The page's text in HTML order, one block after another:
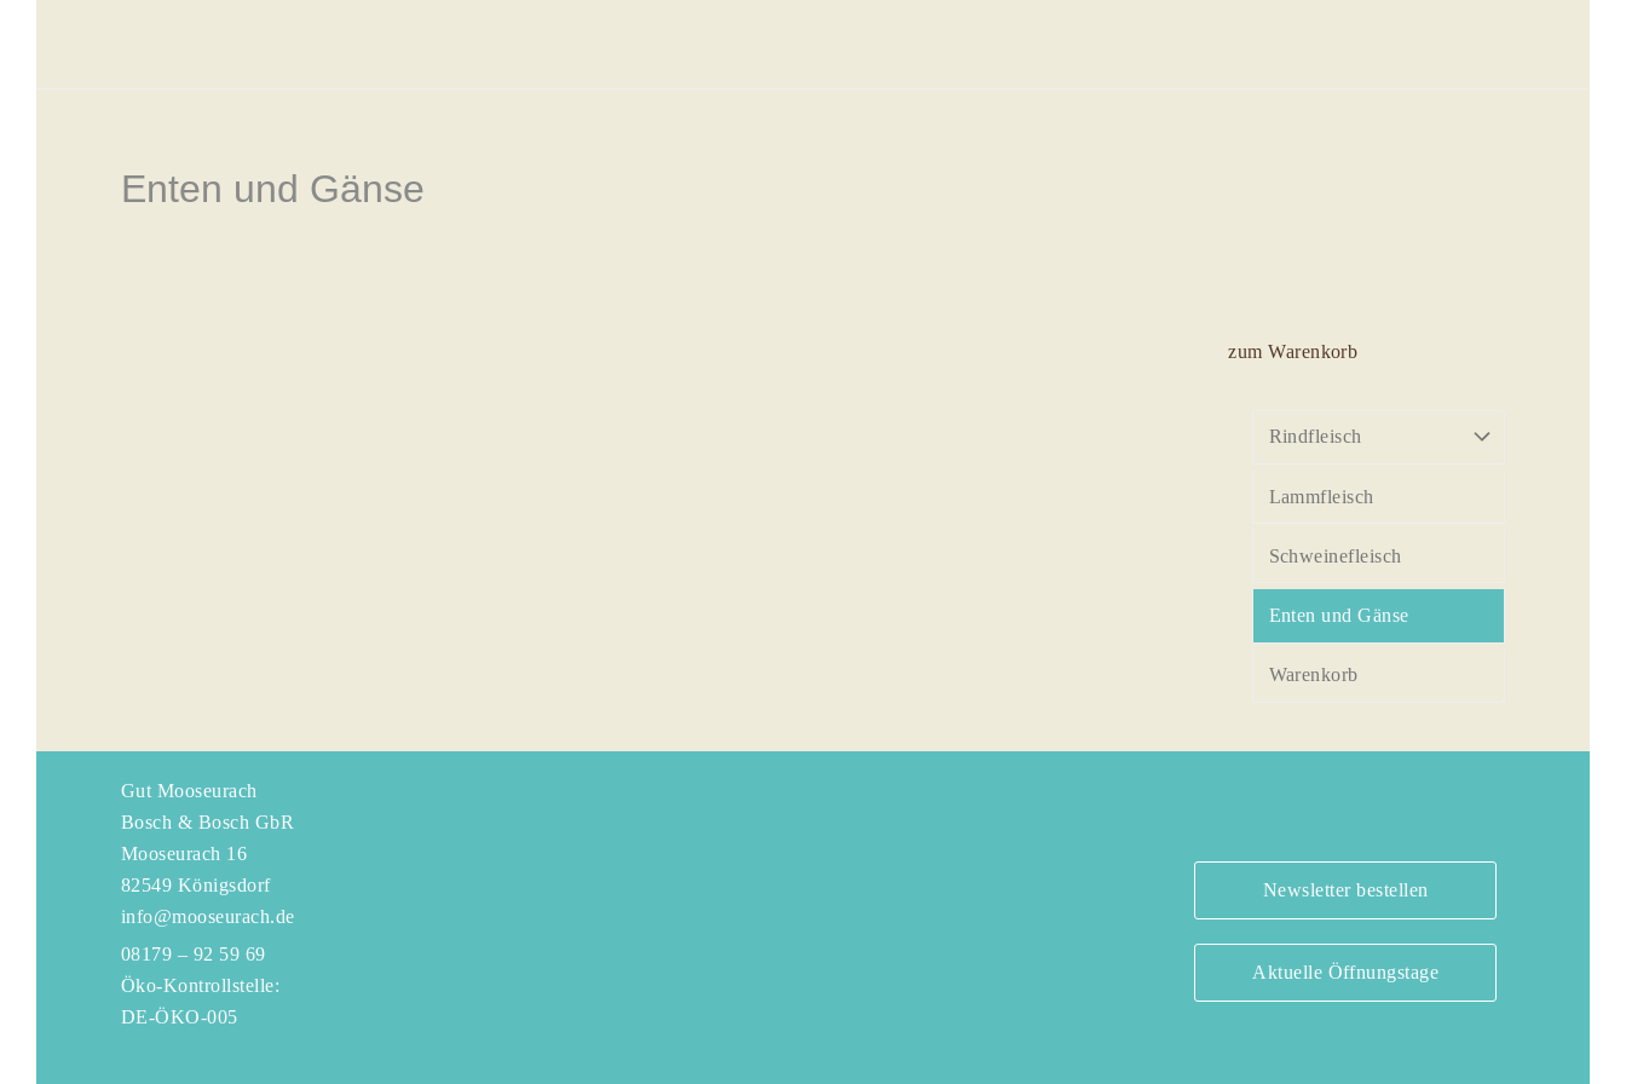
Enten und Gänse
zum Warenkorb
Rindfleisch
Lammfleisch
Schweinefleisch
Enten und Gänse
Warenkorb
Gut Mooseurach
Bosch & Bosch GbR
Mooseurach 16
82549 Königsdorf
info@mooseurach.de
08179 – 92 59 69
Öko-Kontrollstelle:
DE-ÖKO-005
Newsletter bestellen
Aktuelle Öffnungstage